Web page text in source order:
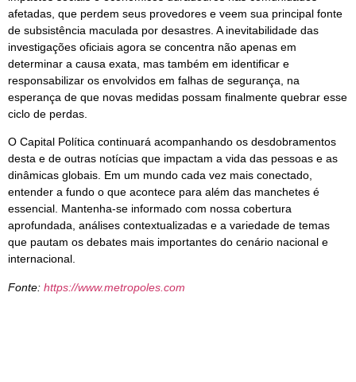
afetadas, que perdem seus provedores e veem sua principal fonte
de subsistência maculada por desastres. A inevitabilidade das
investigações oficiais agora se concentra não apenas em
determinar a causa exata, mas também em identificar e
responsabilizar os envolvidos em falhas de segurança, na
esperança de que novas medidas possam finalmente quebrar esse
ciclo de perdas.
O Capital Política continuará acompanhando os desdobramentos
desta e de outras notícias que impactam a vida das pessoas e as
dinâmicas globais. Em um mundo cada vez mais conectado,
entender a fundo o que acontece para além das manchetes é
essencial. Mantenha-se informado com nossa cobertura
aprofundada, análises contextualizadas e a variedade de temas
que pautam os debates mais importantes do cenário nacional e
internacional.
Fonte: https://www.metropoles.com